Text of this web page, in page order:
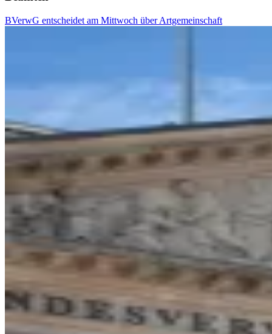
BVerwG entscheidet am Mittwoch über Artgemeinschaft